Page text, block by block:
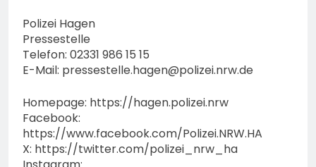
Polizei Hagen
Pressestelle
Telefon: 02331 986 15 15
E-Mail: pressestelle.hagen@polizei.nrw.de
Homepage: https://hagen.polizei.nrw
Facebook:
https://www.facebook.com/Polizei.NRW.HA
X: https://twitter.com/polizei_nrw_ha